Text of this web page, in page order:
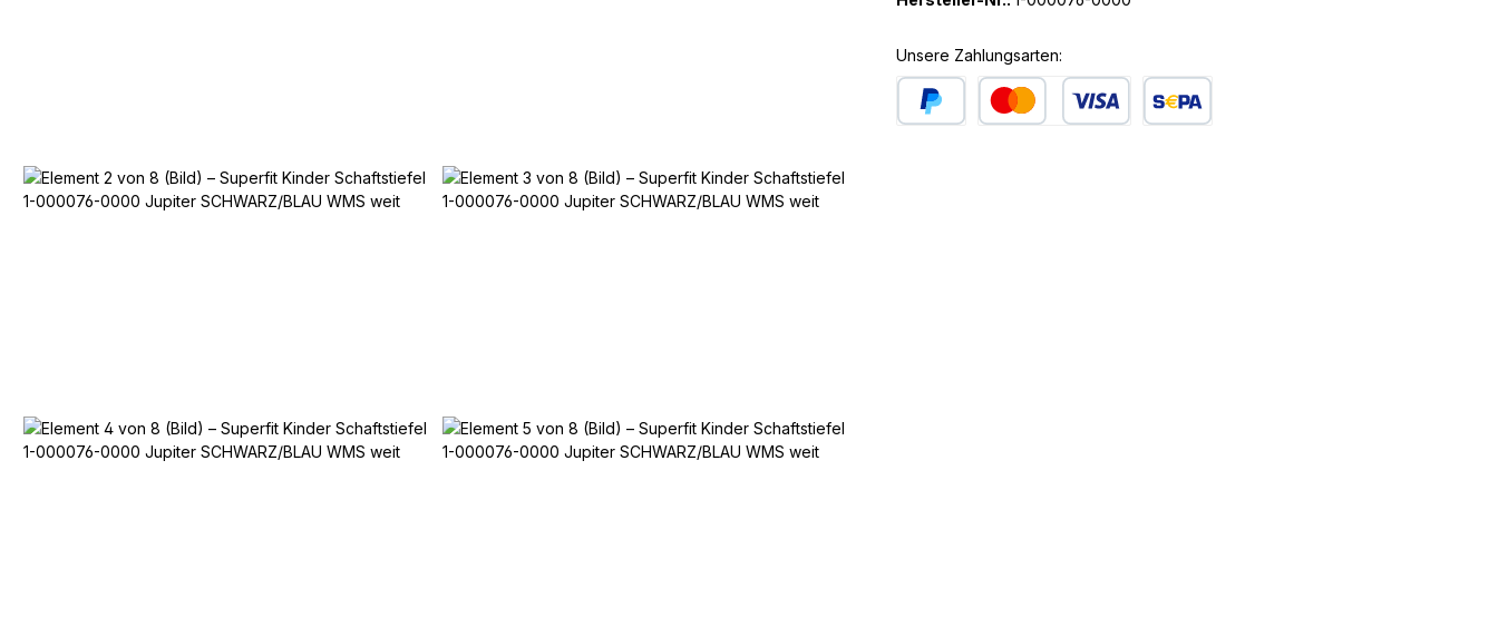
Unsere Zahlungsarten: